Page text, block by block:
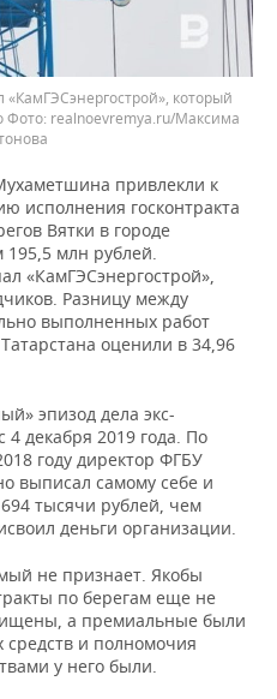
который
realnoevremya.ru/Максима
привлекли к
исполнения госконтракта
Вятки в городе
млн рублей.
«КамГЭСэнергострой»,
Разницу между
выполненных работ
оценили в 34,96
эпизод дела экс-
4 декабря 2019 года. По
году директор ФГБУ
выписал самому себе и
тысячи рублей, чем
деньги организации.
не признает. Якобы
по берегам еще не
а премиальные были
и полномочия
у него были.